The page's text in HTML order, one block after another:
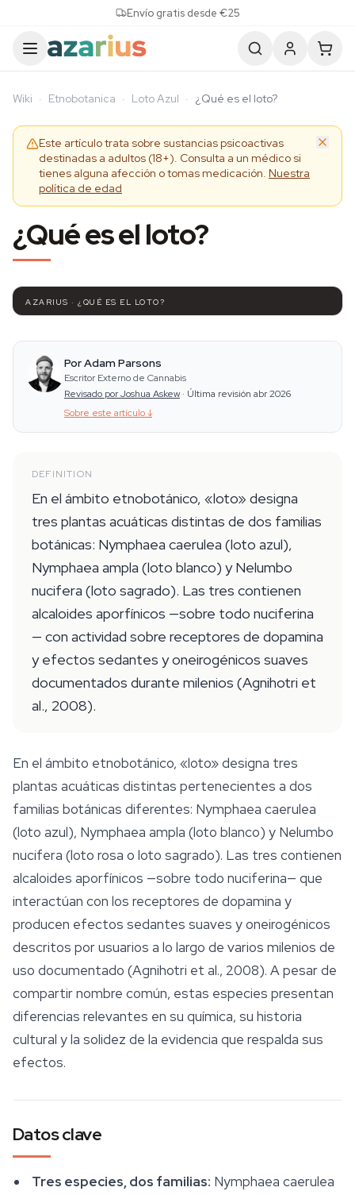
Envío gratis desde €25
Wiki · Etnobotanica · Loto Azul · ¿Qué es el loto?
Este artículo trata sobre sustancias psicoactivas
destinadas a adultos (18+). Consulta a un médico si
tienes alguna afección o tomas medicación. Nuestra
política de edad
¿Qué es el loto?
AZARIUS · ¿QUÉ ES EL LOTO?
Por Adam Parsons
Escritor Externo de Cannabis
Revisado por Joshua Askew · Última revisión abr 2026
Sobre este artículo↓
DEFINITION
En el ámbito etnobotánico, «loto» designa
tres plantas acuáticas distintas de dos familias
botánicas: Nymphaea caerulea (loto azul),
Nymphaea ampla (loto blanco) y Nelumbo
nucifera (loto sagrado). Las tres contienen
alcaloides aporfínicos —sobre todo nuciferina
— con actividad sobre receptores de dopamina
y efectos sedantes y oneirogénicos suaves
documentados durante milenios (Agnihotri et
al., 2008).
En el ámbito etnobotánico, «loto» designa tres
plantas acuáticas distintas pertenecientes a dos
familias botánicas diferentes: Nymphaea caerulea
(loto azul), Nymphaea ampla (loto blanco) y Nelumbo
nucifera (loto rosa o loto sagrado). Las tres contienen
alcaloides aporfínicos —sobre todo nuciferina— que
interactúan con los receptores de dopamina y
producen efectos sedantes suaves y oneirogénicos
descritos por usuarios a lo largo de varios milenios de
uso documentado (Agnihotri et al., 2008). A pesar de
compartir nombre común, estas especies presentan
diferencias relevantes en su química, su historia
cultural y la solidez de la evidencia que respalda sus
efectos.
Datos clave
Tres especies, dos familias: Nymphaea caerulea